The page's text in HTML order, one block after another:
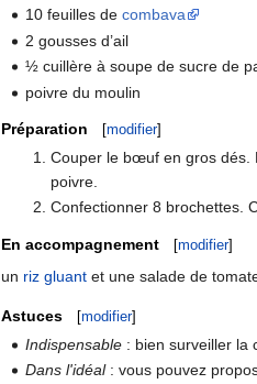
10 feuilles decombava
2 gousses d’ail
½ cuillère à soupe de sucre de
poivre du moulin
Préparation [modifier]
Couper le bœuf en gros dés.
poivre.
Confectionner 8 brochettes.
En accompagnement [modifier]
un riz gluant et une salade de
Astuces [modifier]
Indispensable : bien surveiller la
Dans l'idéal: vous pouvez